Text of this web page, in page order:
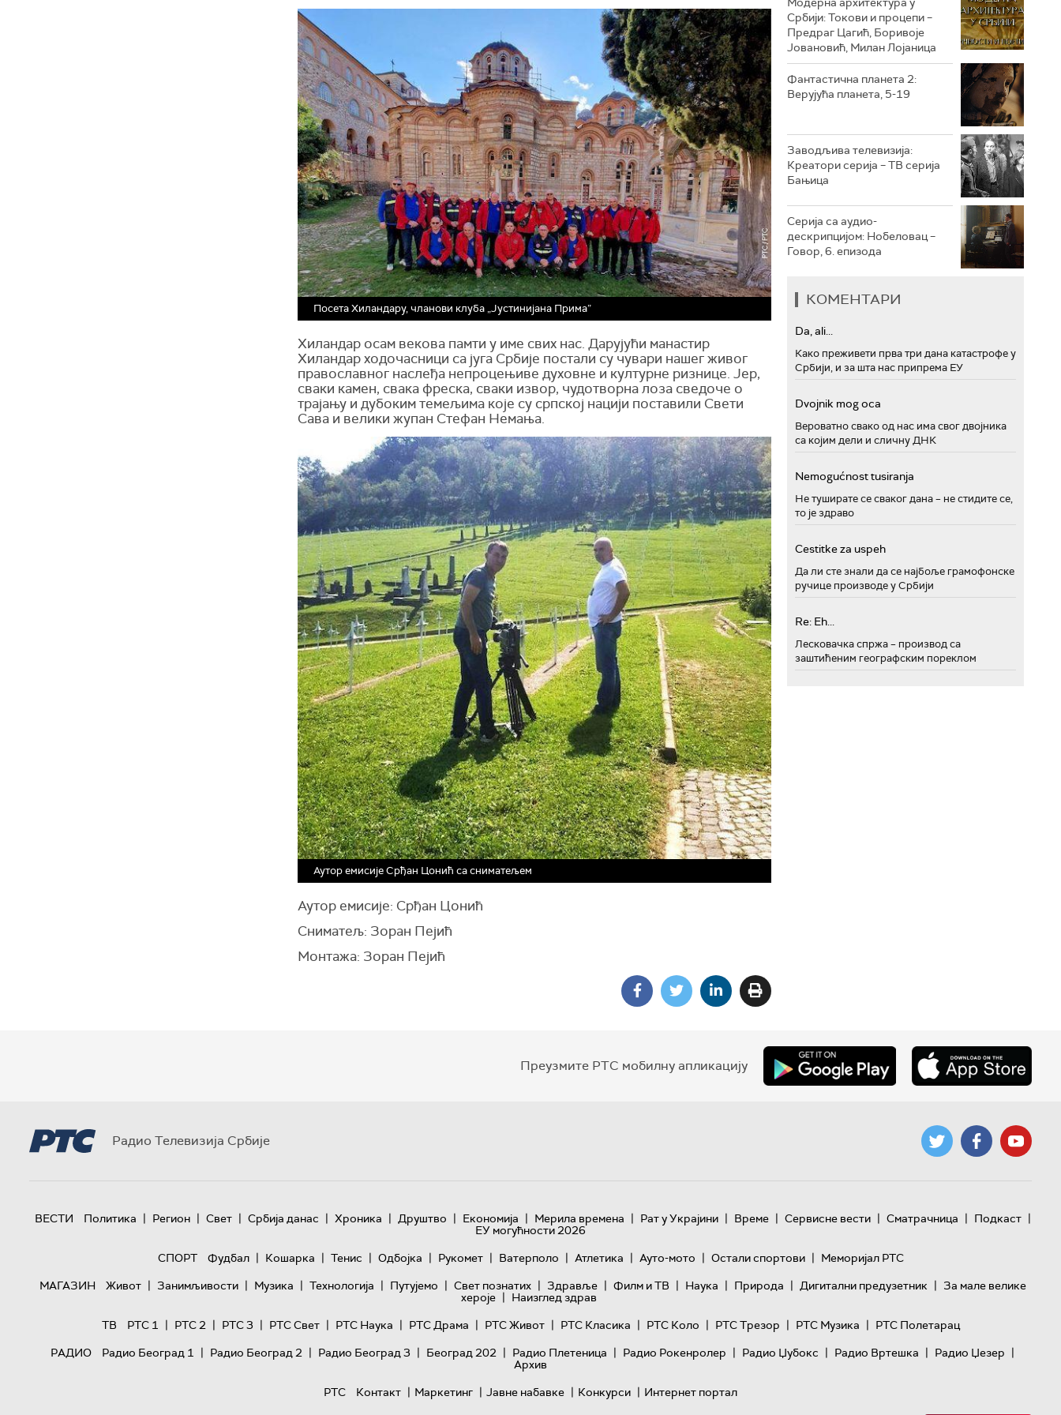
Посета Хиландару, чланови клуба „Јустинијана Прима”
Хиландар осам векова памти у име свих нас. Дарујући манастир
Хиландар ходочасници са југа Србије постали су чувари нашег живог
православног наслеђа непроцењиве духовне и културне ризнице. Јер,
сваки камен, свака фреска, сваки извор, чудотворна лоза сведоче о
трајању и дубоким темељима које су српској нацији поставили Свети
Сава и велики жупан Стефан Немања.
Аутор емисије Срђан Цонић са сниматељем
Аутор емисије: Срђан Цонић
Сниматељ: Зоран Пејић
Монтажа: Зоран Пејић
РТС ТРЕЗОР
РТС МУЗИКА
РТС ПОЛЕТАРАЦ
Србији: Токови и процепи –
Предраг Цагић, Боривоје
Јовановић, Милан Лојаница
Фантастична планета 2:
Верујућа планета, 5-19
Заводљива телевизија:
Креатори серија – ТВ серија
Бањица
Серија са аудио-
дескрипцијом: Нобеловац –
Говор, 6. епизода
КОМЕНТАРИ
Da, ali...
Како преживети прва три дана катастрофе у
Србији, и за шта нас припрема ЕУ
Dvojnik mog oca
Вероватно свако од нас има свог двојника
са којим дели и сличну ДНК
Nemogućnost tusiranja
Не туширате се сваког дана – не стидите се,
то је здраво
Cestitke za uspeh
Да ли сте знали да се најбоље грамофонске
ручице производе у Србији
Re: Eh...
Лесковачка спржа – производ са
заштићеним географским пореклом
Преузмите РТС мобилну апликацију
Радио Телевизија Србије
ВЕСТИ Политика | Регион | Свет | Србија данас | Хроника | Друштво | Економија | Мерила времена | Рат у Украјини | Време | Сервисне вести | Сматрачница | Подкаст |
ЕУ могућности 2026
СПОРТ
Фудбал | Кошарка | Тенис | Одбојка | Рукомет | Ватерполо | Атлетика | Ауто-мото | Остали спортови | Меморијал РТС
МАГАЗИН
Живот | Занимљивости | Музика | Технологијa | Путујемо | Свет познатих | Здравље | Филм и ТВ | Наука | Природа | Дигитални предузетник | За мале велике
хероје | Наизглед здрав
ТВ
РТС 1 | РТС 2 | РТС 3 | РТС Свет | РТС Наука | РТС Драма | РТС Живот | РТС Класика | РТС Коло | РТС Трезор | РТС Музика | РТС Полетарац
РАДИО
Радио Београд 1 | Радио Београд 2 | Радио Београд 3 | Београд 202 | Радио Плетеница | Радио Рокенролер | Радио Џубокс | Радио Вртешка | Радио Џезер |
Архив
РТС
Контакт | Маркетинг | Јавне набавке | Конкурси | Интернет портал